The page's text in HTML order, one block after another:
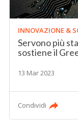
INNOVAZIONE &
Servono più
sostiene il
13 Mar 2023
Condividi